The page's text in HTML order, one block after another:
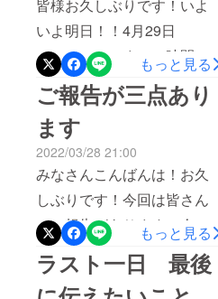
を重ねてまいります。さ
て、この度、クラウドファ
ンディング支援者の皆さま
を対象とした報告会を開催
いたします。以下、イベン
トの詳細です。【クラファ
ン報告会 概要】日時：1月
18日（木）18:00〜
22:00（22:00以降は打ち上
げ・片付けタイム）場所：
Reunión negra -塒-(レウニ
送って頂きたいです。もし
くは、私のSNSの方にご連
絡頂いても構いません。迅
速に対応させていただきま
す。全てのリターンが無事
届け終わり、クラウドファ
ンディングの活動を全て終
わらせることができてか
ら、最後の活動報告を載せ
ようと思います。そこで、
このプロジェクトで学んだ
皆様お久しぶりです！いよ
いよ明日！！4月29日
20:15〜22:15までの時間
で、名古屋にあるコワーキ
ングスペース「voltage]にて
支援者限定の立食パーティ
を企画しております。人数
は40名です！！以前参加希
望を出して頂きました方々
は、20時前後に会場にお集
まりください！！当日は簡
単な飲み物と、ヴィーガン
もっと見る
ご報告が三点あり
ます
2022/03/28 21:00
みなさんこんばんは！お久
しぶりです！今回は皆さん
にご報告があります！今回
お伝えするのは三点です！
手短にご報告させていただ
もっと見る
ラスト一日 最後